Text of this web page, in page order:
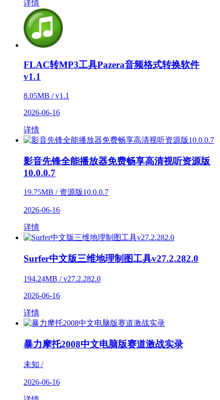
详情
FLAC转MP3工具Pazera音频格式转换软件
v1.1
8.05MB / v1.1
2026-06-16
详情
影音先锋全能播放器免费畅享高清视听资源版
10.0.0.7
19.75MB / 资源版10.0.0.7
2026-06-16
详情
Surfer中文版三维地理制图工具v27.2.282.0
194.24MB / v27.2.282.0
2026-06-16
详情
暴力摩托2008中文电脑版赛道激战实录
未知 /
2026-06-16